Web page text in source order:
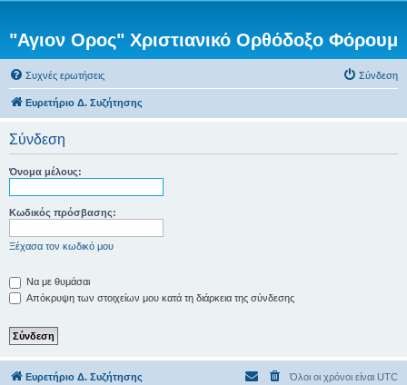
"Αγιον Ορος" Χριστιανικό Ορθόδοξο Φόρουμ
Συχνές ερωτήσεις Σύνδεση
Ευρετήριο Δ. Συζήτησης
Σύνδεση
Όνομα μέλους:
Κωδικός πρόσβασης:
Ξέχασα τον κωδικό μου
Να με θυμάσαι
Απόκρυψη των στοιχείων μου κατά τη διάρκεια της σύνδεσης
Ευρετήριο Δ. Συζήτησης Όλοι οι χρόνοι είναι UTC